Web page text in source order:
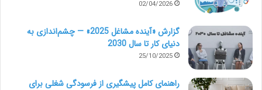
02/04/2026
گزارش «آینده مشاغل 2025» — چشم‌اندازی به
دنیای کار تا سال 2030
25/10/2025
راهنمای کامل پیشگیری از فرسودگی شغلی برای